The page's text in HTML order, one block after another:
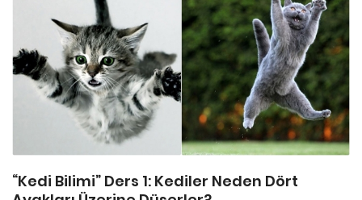
“Kedi Bilimi” Ders 1: Kediler Neden Dört